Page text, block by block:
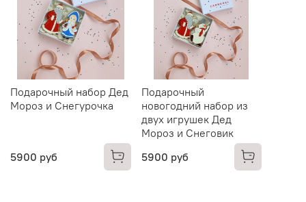
Подарочный набор Дед
Мороз и Снегурочка
5900 руб
Подарочный
новогодний набор из
двух игрушек Дед
Мороз и Снеговик
5900 руб